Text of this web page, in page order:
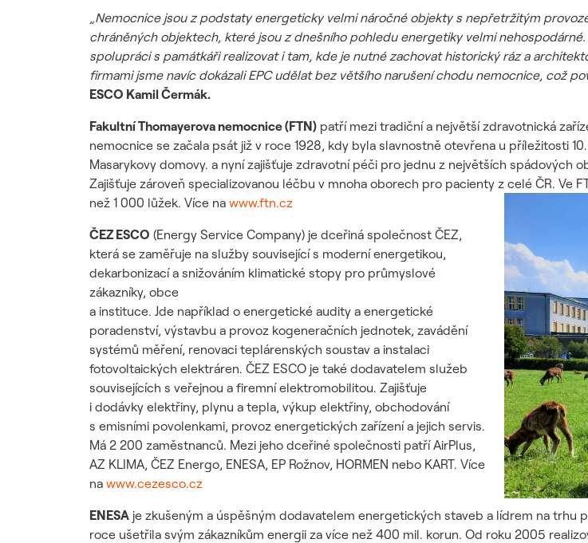
„Nemocnice jsou z podstaty energeticky velmi náročné objekty s nepřetržitým
chráněných objektech, které jsou z dnešního pohledu energetiky velmi
spolupráci s památkáři realizovat i tam, kde je nutné zachovat historický ráz a
firmami jsme navíc dokázali EPC udělat bez většího narušení chodu nemocnice, což
ESCO Kamil Čermák.
Fakultní Thomayerova nemocnice (FTN) patří mezi tradiční a největší zdravotnická
nemocnice se začala psát již v roce 1928, kdy byla slavnostně otevřena u příležitosti
Masarykovy domovy. a nyní zajišťuje zdravotní péči pro jednu z největších spádových
Zajišťuje zároveň specializovanou léčbu v mnoha oborech pro pacienty z celé ČR. Ve
než 1 000 lůžek. Více na www.ftn.cz
ČEZ ESCO (Energy Service Company) je dceřiná společnost ČEZ,
která se zaměřuje na služby související s moderní energetikou,
dekarbonizací a snižováním klimatické stopy pro průmyslové
zákazníky, obce
a instituce. Jde například o energetické audity a energetické
poradenství, výstavbu a provoz kogeneračních jednotek, zavádění
systémů měření, renovaci teplárenských soustav a instalaci
fotovoltaických elektráren. ČEZ ESCO je také dodavatelem služeb
souvisejících s veřejnou a firemní elektromobilitou. Zajišťuje
i dodávky elektřiny, plynu a tepla, výkup elektřiny, obchodování
s emisními povolenkami, provoz energetických zařízení a jejich servis.
Má 2 200 zaměstnanců. Mezi jeho dceřiné společnosti patří AirPlus,
AZ KLIMA, ČEZ Energo, ENESA, EP Rožnov, HORMEN nebo KART. Více
na www.cezesco.cz
ENESA je zkušeným a úspěšným dodavatelem energetických staveb a lídrem na trhu
roce ušetřila svým zákazníkům energii za více než 400 mil. korun. Od roku 2005